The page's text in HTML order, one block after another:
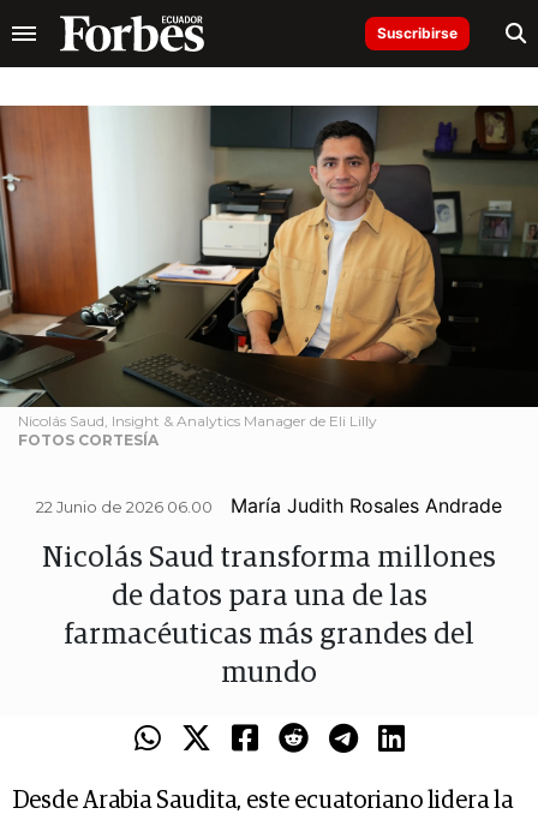
Suscribirse
Nicolás Saud, Insight & Analytics Manager de Eli Lilly
FOTOS CORTESÍA
22 Junio de 2026 06.00 María Judith Rosales Andrade
Nicolás Saud transforma millones
de datos para una de las
farmacéuticas más grandes del
mundo
Desde Arabia Saudita, este ecuatoriano lidera la